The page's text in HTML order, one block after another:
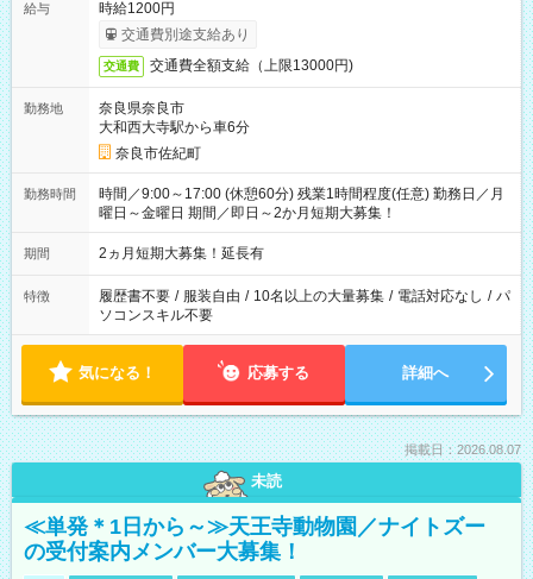
給与
時給1200円
交通費別途支給あり
交通費 交通費全額支給（上限13000円)
勤務地
奈良県奈良市
大和西大寺駅から車6分
奈良市佐紀町
勤務時間
時間／9:00～17:00 (休憩60分) 残業1時間程度(任意) 勤務日／月
曜日～金曜日 期間／即日～2か月短期大募集！
期間 2ヵ月短期大募集！延長有
特徴 履歴書不要 / 服装自由 / 10名以上の大量募集 / 電話対応なし / パ
ソコンスキル不要
気になる！ 応募する 詳細へ
掲載日：2026.08.07
未読
≪単発＊1日から～≫天王寺動物園／ナイトズー
の受付案内メンバー大募集！